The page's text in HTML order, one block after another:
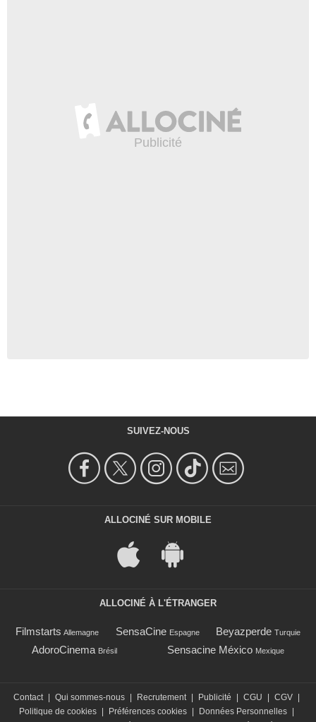
SUIVEZ-NOUS
ALLOCINÉ SUR MOBILE
ALLOCINÉ À L'ÉTRANGER
Filmstarts Allemagne SensaCine Espagne Beyazperde Turquie
AdoroCinema Brésil Sensacine México Mexique
Contact Qui sommes-nous Recrutement Publicité CGU CGV
Politique de cookies
Préférences cookies Données Personnelles